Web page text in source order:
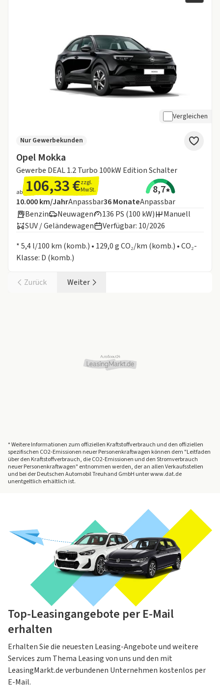
Vergleichen
Opel Mokka
Gewerbe DEAL 1.2 Turbo 100kW Edition Schalter
Nur Gewerbekunden
ab 106,33 €zzgl.
MwSt.
8,7
Angebotsdetails:
Inklusive Laufleistung
10.000 km/JahrAnpassbarLaufzeit
36MonateAnpassbar
Benzin
Neuwagen 136 PS (100 kW)
Manuell
SUV / Geländewagen
Verfügbar: 10/2026
* 5,4 l/100 km (komb.) • 129,0 g CO₂/km (komb.) • CO₂-
Klasse: D (komb.)
Zurück Weiter
* Weitere Informationen zum offiziellen Kraftstoffverbrauch und den offiziellen
spezifischen CO2-Emissionen neuer Personenkraftwagen können dem "Leitfaden
über den Kraftstoffverbrauch, die CO2-Emissionen und den Stromverbrauch
neuer Personenkraftwagen" entnommen werden, der an allen Verkaufsstellen
und bei der Deutschen Automobil Treuhand GmbH unter www.dat.de
unentgeltlich erhältlich ist.
Top-Leasingangebote per E-Mail
erhalten
Erhalten Sie die neuesten Leasing-Angebote und weitere
Services zum Thema Leasing von uns und den mit
LeasingMarkt.de verbundenen Unternehmen kostenlos per
E-Mail.